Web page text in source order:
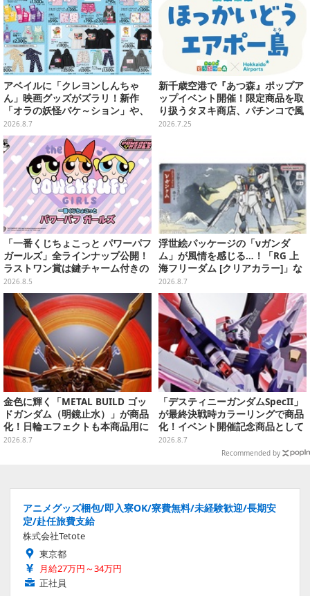
アベイルに「クレヨンしんちゃ
ん」映画グッズがズラリ！新作
「オラの妖怪バケ～ション」や、
「ヘンダーランド」「暗黒タマタ
マ」などをフィーチャー
2026.8.7
新千歳空港で『あつ森』ポップア
ップイベント開催！限定商品を取
り扱うタヌキ商店、パチンコで風
船を狙う体験ゲームなど
2026.7.25
「一番くじちょこっと パワーパフ
ガールズ」全ラインナップ公開！
ラストワン賞は鍵チャーム付きの
シール帳スペシャルセットを用意
2026.8.5
浮世絵パッケージの「νガンダ
ム」が風情を感じる…！「RG 上
海フリーダム [クリアカラー]」な
どガンプラ2商品が8月順次発売
2026.8.7
金色に輝く「METAL BUILD ゴッ
ドガンダム（明鏡止水）」が商品
化！日輪エフェクトも本商品用に
刷新した豪華仕様
2026.8.7
「デスティニーガンダムSpecII」
が最終決戦時カラーリングで商品
化！イベント開催記念商品として
METAL ROBOT魂に新登場
2026.8.7
Recommended by
アニメグッズ梱包/即入寮OK/寮費無料/未経験歓迎/長期安
定/赴任旅費支給
株式会社Tetote
東京都
月給27万円～34万円
正社員